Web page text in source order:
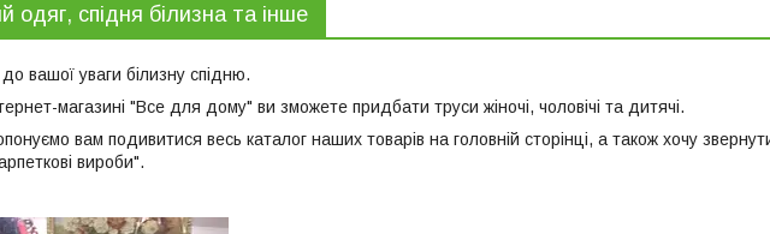
одяг, спідня білизна та інше
вашої уваги білизну спідню.
магазині "Все для дому" ви зможете придбати труси жіночі, чоловічі та дитячі.
вам подивитися весь каталог наших товарів на головній сторінці, а також хочу
вироби".